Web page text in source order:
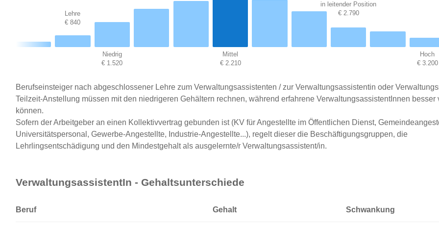
Lehre
€ 840
Niedrig
€ 1.520
Mittel
€ 2.210
in leitender Position
€ 2.790
Hoch
€ 3.200
Berufseinsteiger nach abgeschlossener Lehre zum Verwaltungsassistenten / zur Verwaltungsassistentin oder
Teilzeit-Anstellung müssen mit den niedrigeren Gehältern rechnen, während erfahrene VerwaltungsassistentInnen besser
können.
Sofern der Arbeitgeber an einen Kollektivvertrag gebunden ist (KV für Angestellte im Öffentlichen Dienst,
Universitätspersonal, Gewerbe-Angestellte, Industrie-Angestellte...), regelt dieser die Beschäftigungsgruppen, die
Lehrlingsentschädigung und den Mindestgehalt als ausgelernte/r Verwaltungsassistent/in.
VerwaltungsassistentIn - Gehaltsunterschiede
Beruf Gehalt Schwankung